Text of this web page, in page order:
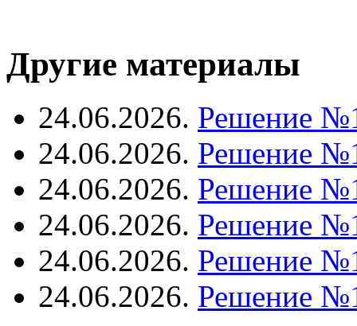
Другие материалы
24.06.2026. Решение
24.06.2026. Решение
24.06.2026. Решение
24.06.2026. Решение
24.06.2026. Решение
24.06.2026. Решение